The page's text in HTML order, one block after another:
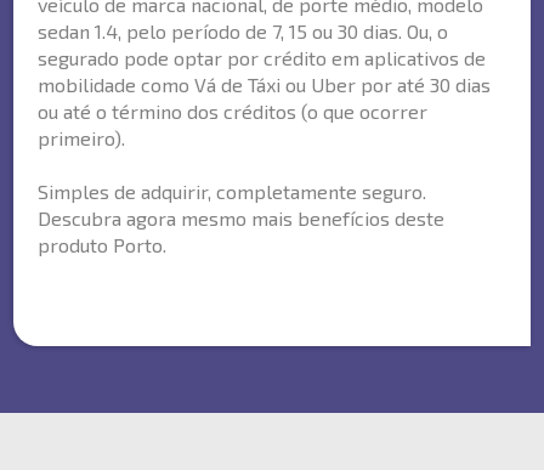
sedan 1.4, pelo período de 7, 15 ou 30 dias. Ou, o
segurado pode optar por crédito em aplicativos de
mobilidade como Vá de Táxi ou Uber por até 30 dias
ou até o término dos créditos (o que ocorrer
primeiro).
Simples de adquirir, completamente seguro.
Descubra agora mesmo mais benefícios deste
produto Porto.